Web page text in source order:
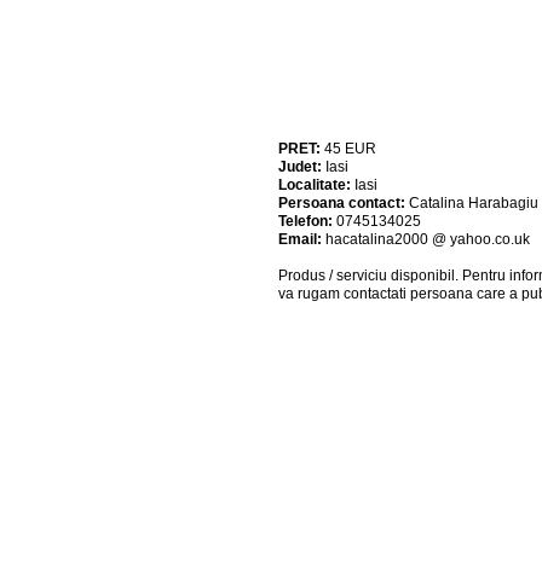
PRET: 45 EUR
Judet: Iasi
Localitate: Iasi
Persoana contact: Catalina Harabagiu
Telefon: 0745134025
Email: hacatalina2000 @ yahoo.co.uk
Produs / serviciu disponibil . Pentru
va rugam contactati persoana care a